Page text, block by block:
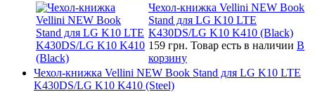
Чехол-книжка Vellini NEW Book
Stand для LG K10 LTE
K430DS/LG K10 K410 (Black)
159 грн. Товар есть в наличии В
корзину
Чехол-книжка Vellini NEW Book Stand для LG K10 LTE
K430DS/LG K10 K410 (Steel)